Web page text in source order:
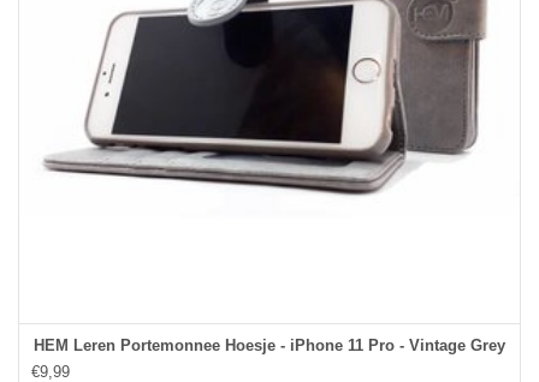
HEM Leren Portemonnee Hoesje - iPhone 11 Pro - Vintage Grey
€9,99